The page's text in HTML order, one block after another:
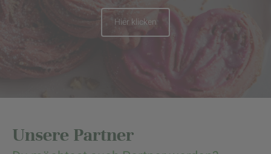
Hier klicken
Unsere Partner